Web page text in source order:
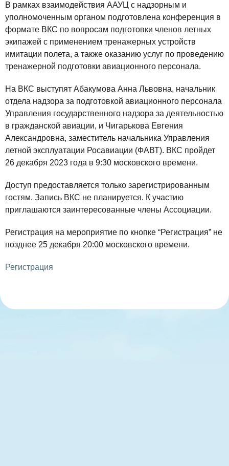
В рамках взаимодействия ААУЦ с надзорным и
уполномоченным органом подготовлена конференция в
формате ВКС по вопросам подготовки членов летных
экипажей с применением тренажерных устройств
имитации полета, а также оказанию услуг по проведению
тренажерной подготовки авиационного персонала.
На ВКС выступят Абакумова Анна Львовна, начальник
отдела надзора за подготовкой авиационного персонала
Управления государственного надзора за деятельностью
в гражданской авиации, и Чигарькова Евгения
Александровна, заместитель начальника Управления
летной эксплуатации Росавиации (ФАВТ). ВКС пройдет
26 декабря 2023 года в 9:30 московского времени.
Доступ предоставляется только зарегистрированным
гостям. Запись ВКС не планируется. К участию
приглашаются заинтересованные члены Ассоциации.
Регистрация на мероприятие по кнопке “Регистрация” не
позднее 25 декабря 20:00 московского времени.
Регистрация